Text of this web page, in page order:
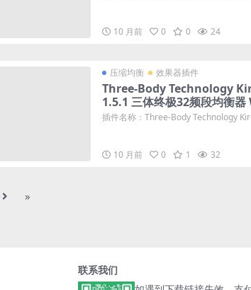
10 月前 0 0 24
压缩均衡 效果器插件
Three-Body Technology
1.5.1 三体终极32频段均衡
插件名称：Three-Body Technology
10 月前 0 1 32
»
联系我们